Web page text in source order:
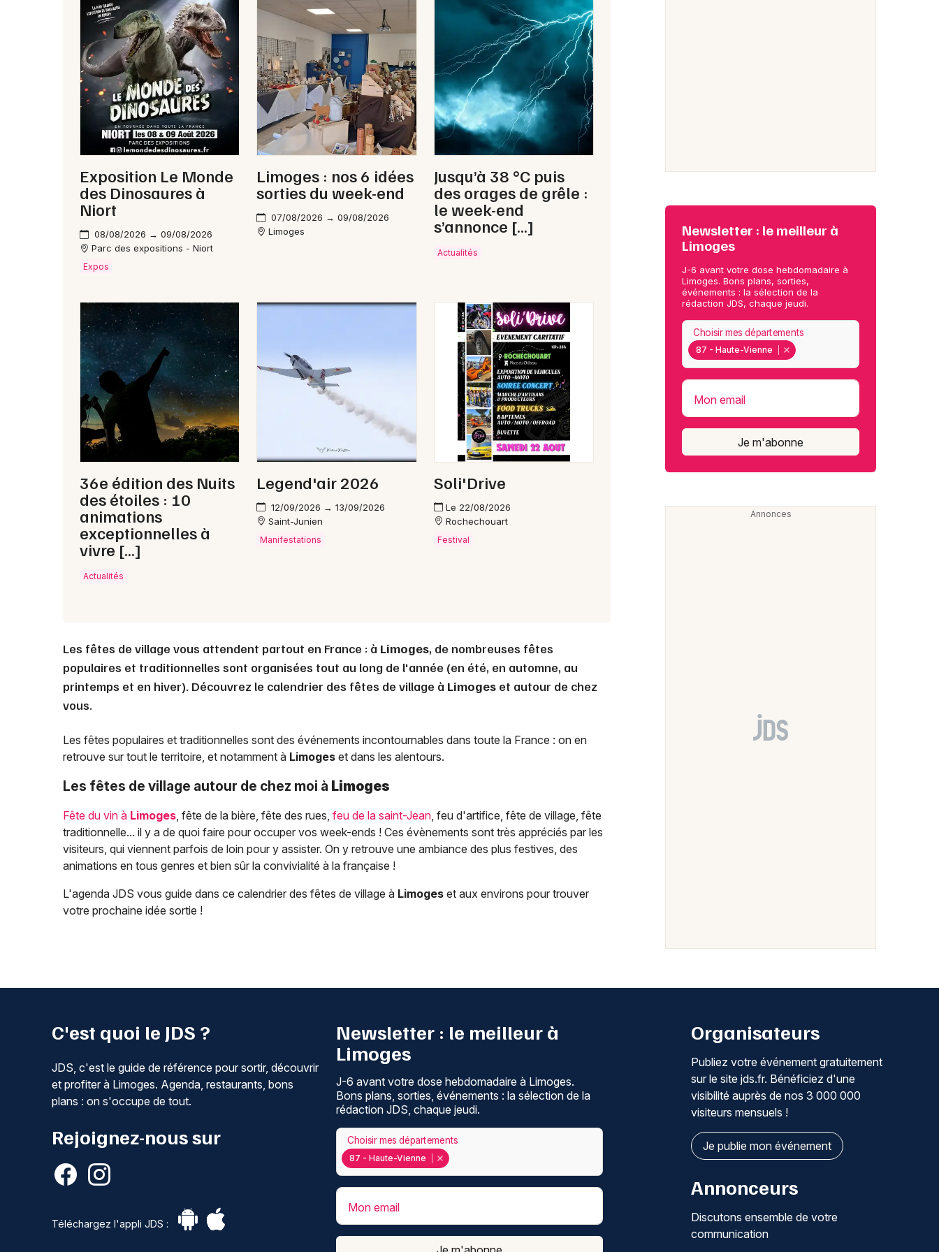
Newsletter des sorties
Artistes en tournée
Actus à Limoges
Magazine à Limoges
87 - Haute-Vienne
Choisir mes départements
Je m'abonne
Exposition Le Monde
des Dinosaures à
Niort
08/08/2026 → 09/08/2026
Parc des expositions - Niort
Expos
Limoges : nos 6 idées
sorties du week-end
07/08/2026 → 09/08/2026
Limoges
Jusqu’à 38 °C puis
des orages de grêle :
le week-end
s’annonce […]
Actualités
36e édition des Nuits
des étoiles : 10
animations
exceptionnelles à
vivre […]
Actualités
Legend'air 2026
12/09/2026 → 13/09/2026
Saint-Junien
Manifestations
Soli'Drive
Le 22/08/2026
Rochechouart
Festival
Les fêtes de village vous attendent partout en France : à Limoges, de nombreuses fêtes
populaires et traditionnelles sont organisées tout au long de l'année (en été, en automne, au
printemps et en hiver). Découvrez le calendrier des fêtes de village à Limoges et autour de chez
vous.
Les fêtes populaires et traditionnelles sont des événements incontournables dans toute la France : on en
retrouve sur tout le territoire, et notamment à Limoges et dans les alentours.
Les fêtes de village autour de chez moi à Limoges
Fête du vin à Limoges , fête de la bière, fête des rues, feu de la saint-Jean , feu d'artifice, fête de village, fête
traditionnelle... il y a de quoi faire pour occuper vos week-ends ! Ces évènements sont très appréciés par les
visiteurs, qui viennent parfois de loin pour y assister. On y retrouve une ambiance des plus festives, des
animations en tous genres et bien sûr la convivialité à la française !
L'agenda JDS vous guide dans ce calendrier des fêtes de village à Limoges et aux environs pour trouver
votre prochaine idée sortie !
Newsletter : le meilleur à
Limoges
J-6 avant votre dose hebdomadaire à
Limoges. Bons plans, sorties,
événements : la sélection de la
rédaction JDS, chaque jeudi.
87 - Haute-Vienne
Choisir mes départements
Mon email
Je m'abonne
C'est quoi le JDS ?
JDS, c'est le guide de référence pour sortir, découvrir
et profiter à Limoges. Agenda, restaurants, bons
plans : on s'occupe de tout.
Rejoignez-nous sur
Téléchargez l'appli JDS :
Newsletter : le meilleur à
Limoges
J-6 avant votre dose hebdomadaire à Limoges.
Bons plans, sorties, événements : la sélection de la
rédaction JDS, chaque jeudi.
87 - Haute-Vienne
Choisir mes départements
Mon email
Organisateurs
Publiez votre événement gratuitement
sur le site jds.fr. Bénéficiez d'une
visibilité auprès de nos 3 000 000
visiteurs mensuels !
Je publie mon événement
Annonceurs
Discutons ensemble de votre
communication